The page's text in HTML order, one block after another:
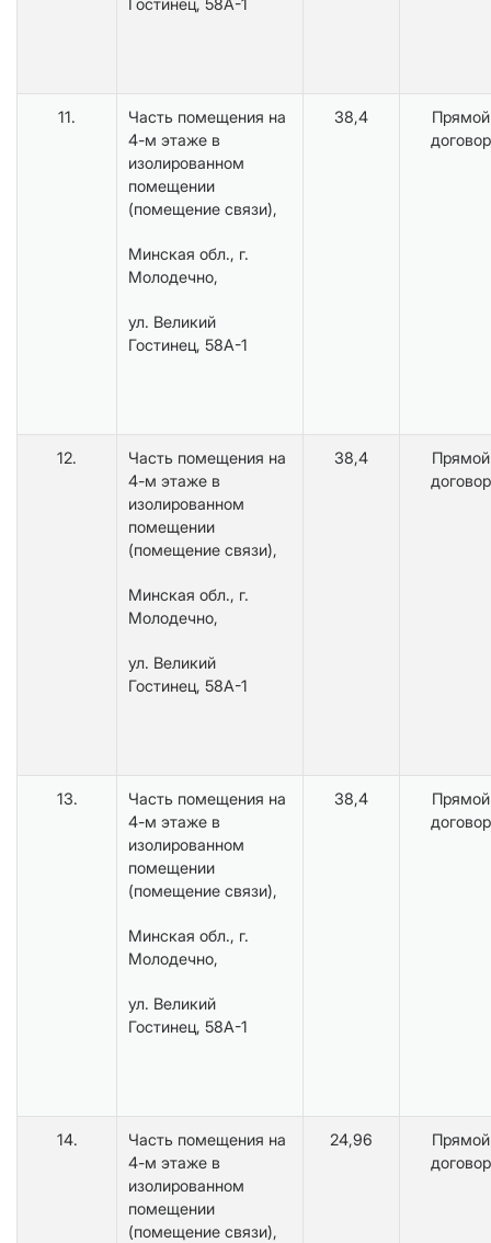
Гостинец, 58А-1
11.
Часть помещения на
4-м этаже в
изолированном
помещении
(помещение связи),
Минская обл., г.
Молодечно,
ул. Великий
Гостинец, 58А-1
38,4
Прямой
договор
12.
Часть помещения на
4-м этаже в
изолированном
помещении
(помещение связи),
Минская обл., г.
Молодечно,
ул. Великий
Гостинец, 58А-1
38,4
Прямой
договор
13.
Часть помещения на
4-м этаже в
изолированном
помещении
(помещение связи),
Минская обл., г.
Молодечно,
ул. Великий
Гостинец, 58А-1
38,4
Прямой
договор
14.
Часть помещения на
4-м этаже в
изолированном
помещении
(помещение связи),
24,96
Прямой
договор